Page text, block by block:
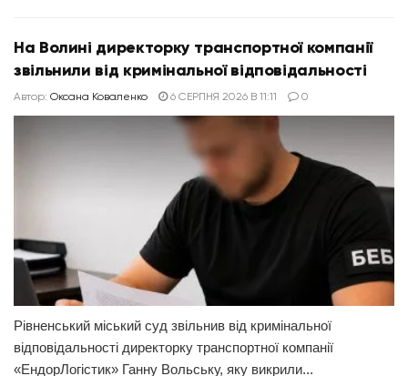
На Волині директорку транспортної компанії
звільнили від кримінальної відповідальності
Автор: Оксана Коваленко 6 СЕРПНЯ 2026 В 11:11 0
Рівненський міський суд звільнив від кримінальної
відповідальності директорку транспортної компанії
«ЕндорЛогістик» Ганну Вольську, яку викрили...